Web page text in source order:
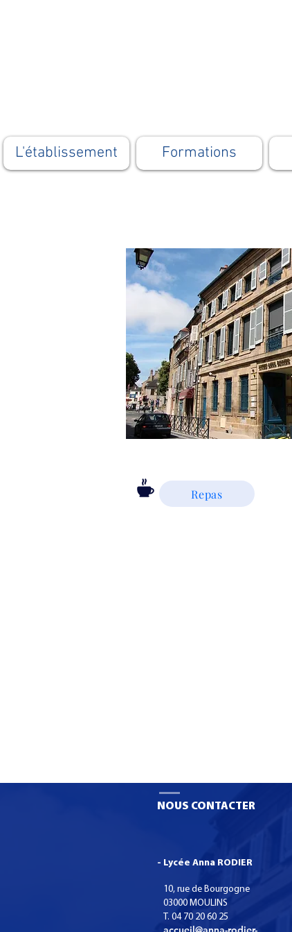
L'établissement Formations
Repas
NOUS CONTACTER
- Lycée Anna RODIER
10, rue de Bourgogne
03000 MOULINS
T. 04 70 20 60 25